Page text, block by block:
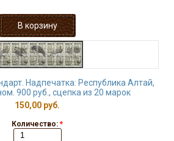
Надпечатка: Республика Алтай,
900 руб., сцепка из 20 марок
150,00 руб.
Количество: *